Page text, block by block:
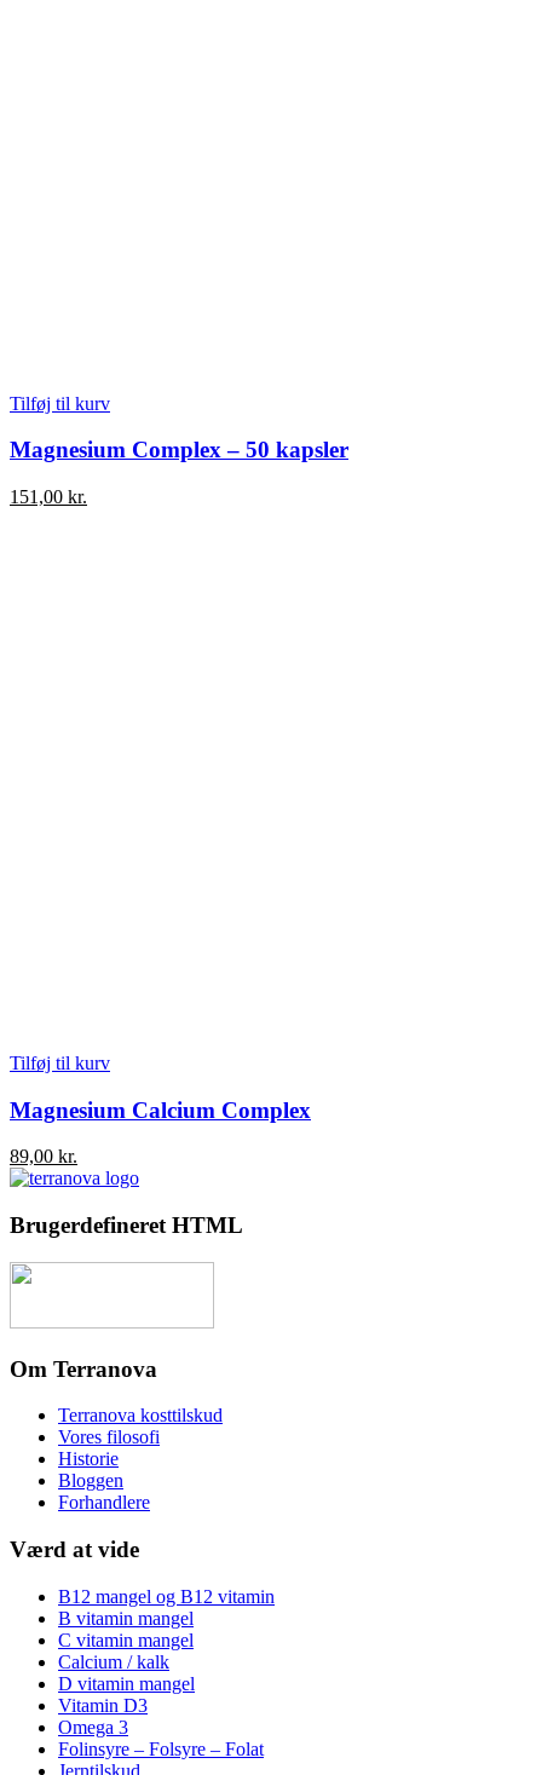
Tilføj til kurv
Magnesium Complex – 50 kapsler
151,00 kr.
Tilføj til kurv
Magnesium Calcium Complex
89,00 kr.
Brugerdefineret HTML
Om Terranova
Terranova kosttilskud
Vores filosofi
Historie
Bloggen
Forhandlere
Værd at vide
B12 mangel og B12 vitamin
B vitamin mangel
C vitamin mangel
Calcium / kalk
D vitamin mangel
Vitamin D3
Omega 3
Folinsyre – Folsyre – Folat
Jerntilskud